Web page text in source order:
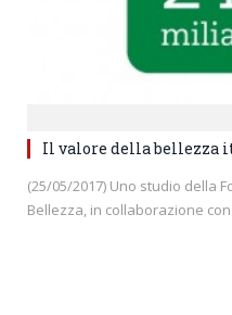
Il valore della bellezza
(25/05/2017) Uno studio della
Bellezza, in collaborazione